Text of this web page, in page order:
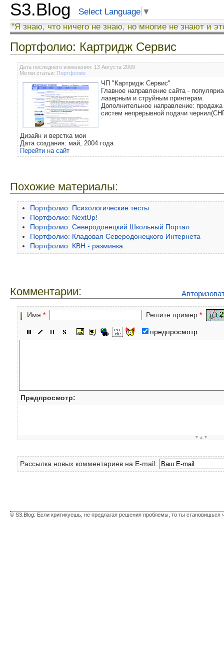
S3.Blog Select Language ▼
"Я знаю, что ничего не знаю, но многие не знают и
Портфолио: Картридж Сервис
Дата последнего изменения: 13 Августа 2009
Метки статьи: Портфолио
ЧП "Картридж Сервис"
Главное направление сайта -
лазерным и струйным принтерам.
Дополнительное направление:
систем непрерывной подачи
Дизайн и верстка мои
Дата создания: май, 2004 года
Перейти на сайт
Похожие материалы:
Портфолио: Психологические тесты
Портфолио: NextUp!
Портфолио: Северодонецкий Школьный Портал
Портфолио: Кладовая Северодонецкого Интернета
Портфолио: КВН - разминка
Комментарии:
Имя *: Решите пример *:
предпросмотр
Предпросмотр:
▼▲▼
Рассылка новых комментариев на E-mail:
© S3.Blog: Если критикуешь, не предлагая решения проблемы, то ты становишься